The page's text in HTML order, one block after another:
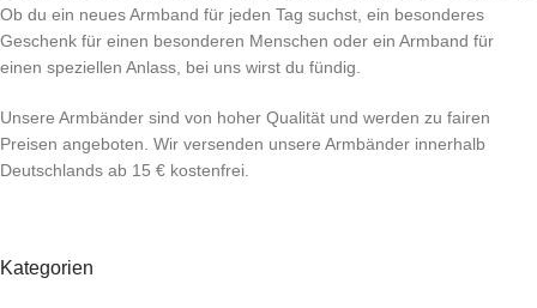
Ob du ein neues Armband für jeden Tag suchst, ein besonderes
Geschenk für einen besonderen Menschen oder ein Armband für
einen speziellen Anlass, bei uns wirst du fündig.
Unsere Armbänder sind von hoher Qualität und werden zu fairen
Preisen angeboten. Wir versenden unsere Armbänder innerhalb
Deutschlands ab 15 € kostenfrei.
Kategorien